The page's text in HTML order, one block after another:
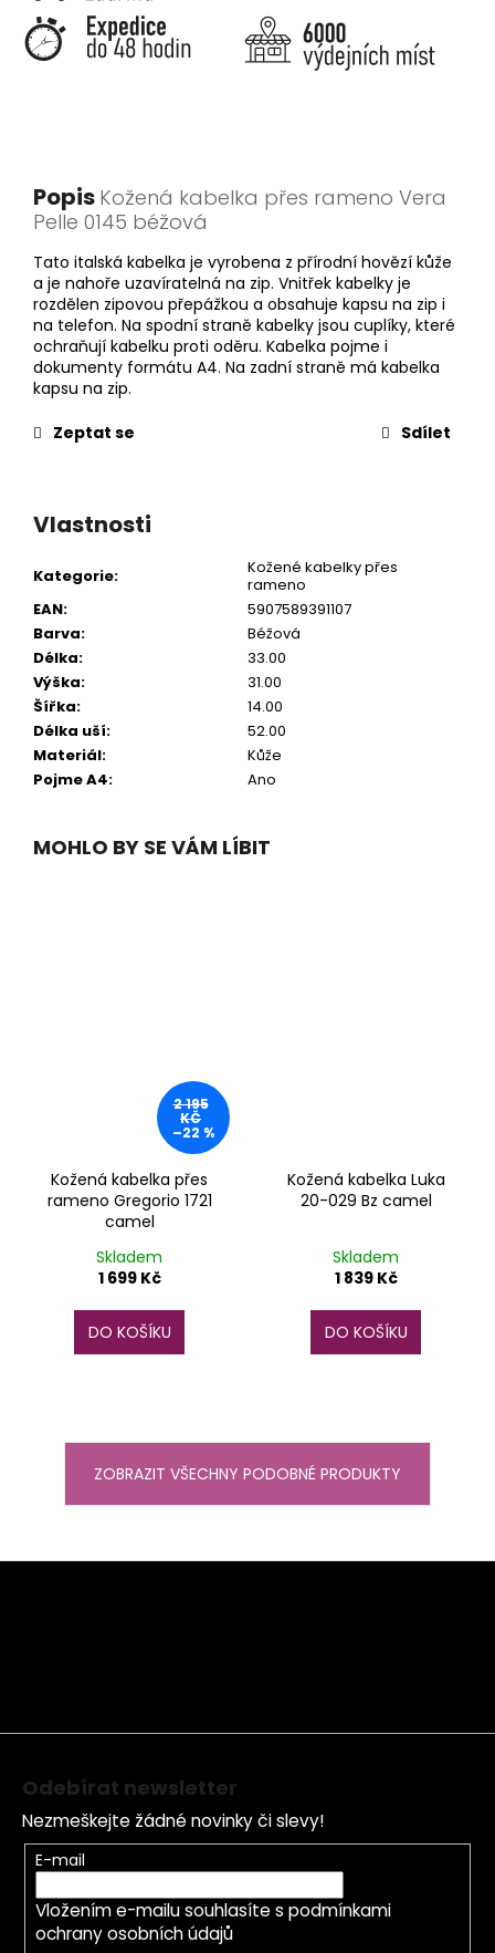
Popis Kožená kabelka přes rameno Vera
Pelle 0145 béžová
Tato italská kabelka je vyrobena z přírodní hovězí kůže
a je nahoře uzavíratelná na zip. Vnitřek kabelky je
rozdělen zipovou přepážkou a obsahuje kapsu na zip i
na telefon. Na spodní straně kabelky jsou cuplíky, které
ochraňují kabelku proti oděru. Kabelka pojme i
dokumenty formátu A4. Na zadní straně má kabelka
kapsu na zip.
Zeptat se
Sdílet
Vlastnosti
Kategorie:
Kožené kabelky přes
rameno
EAN:
5907589391107
Barva:
Béžová
Délka:
33.00
Výška:
31.00
Šířka:
14.00
Délka uší:
52.00
Materiál:
Kůže
Pojme A4: Ano
MOHLO BY SE VÁM LÍBIT
2 195
KČ
–22 %
Kožená kabelka přes
rameno Gregorio 1721
camel
Skladem
1 699 Kč
DO KOŠÍKU
Kožená kabelka Luka
20-029 Bz camel
Skladem
1 839 Kč
DO KOŠÍKU
ZOBRAZIT VŠECHNY PODOBNÉ PRODUKTY
Z
Odebírat newsletter
Nezmeškejte žádné novinky či slevy!
E-mail
Vložením e-mailu souhlasíte s podmínkami
ochrany osobních údajů